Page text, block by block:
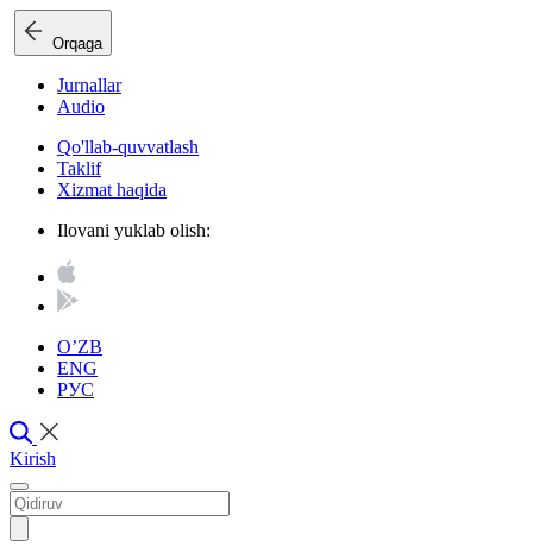
Orqaga
Jurnallar
Audio
Qo'llab-quvvatlash
Taklif
Xizmat haqida
Ilovani yuklab olish:
O’ZB
ENG
РУС
Kirish